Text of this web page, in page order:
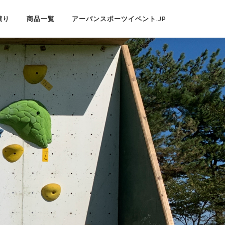
り 商品一覧 アーバンスポーツイベント.JP